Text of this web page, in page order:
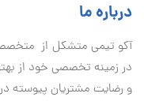
درباره ما
آكو تيمی متشکل از
در زمینه تخصصی خود از
و رضایت مشتریان پیوسته